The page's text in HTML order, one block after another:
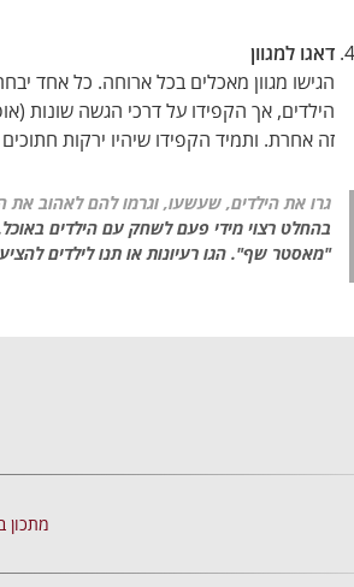
דאגו למגוון
הגישו מגוון מאכלים בכל ארוחה. כל אחד
הילדים, אך הקפידו על דרכי הגשה שונות
זה אחרת. ותמיד הקפידו שיהיו ירקות
גרו את הילדים, שעשעו, וגרמו להם לאהוב
בהחלט רצוי מידי פעם לשחק עם הילדים
"מאסטר שף". הגו רעיונות או תנו לילדים
מתכון